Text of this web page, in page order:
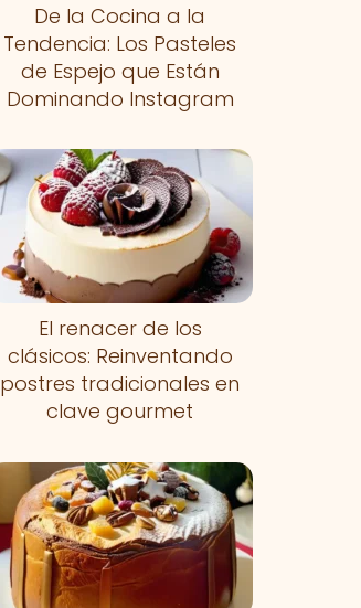
De la Cocina a la
Tendencia: Los Pasteles
de Espejo que Están
Dominando Instagram
El renacer de los
clásicos: Reinventando
postres tradicionales en
clave gourmet